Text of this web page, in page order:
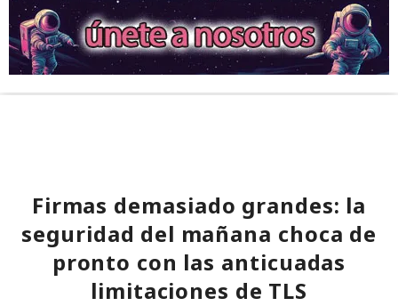
Firmas demasiado grandes: la
seguridad del mañana choca de
pronto con las anticuadas
limitaciones de TLS